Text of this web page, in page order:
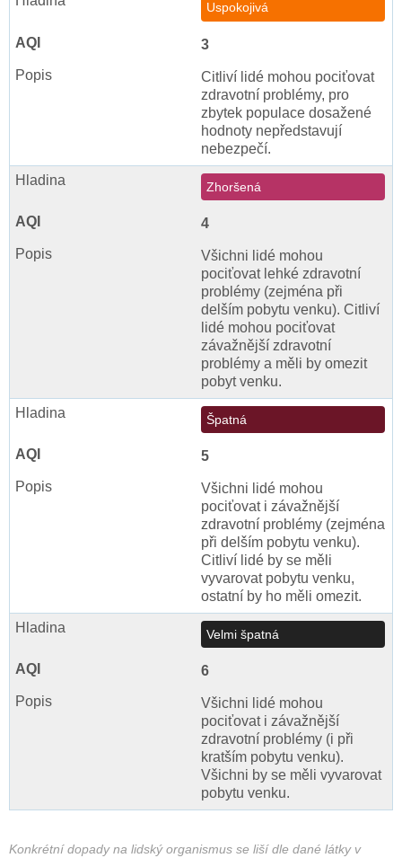
Uspokojivá
3
Citliví lidé mohou pociťovat
zdravotní problémy, pro
zbytek populace dosažené
hodnoty nepředstavují
nebezpečí.
Zhoršená
4
Všichni lidé mohou
pociťovat lehké zdravotní
problémy (zejména při
delším pobytu venku). Citliví
lidé mohou pociťovat
závažnější zdravotní
problémy a měli by omezit
pobyt venku.
Špatná
5
Všichni lidé mohou
pociťovat i závažnější
zdravotní problémy (zejména
při delším pobytu venku).
Citliví lidé by se měli
vyvarovat pobytu venku,
ostatní by ho měli omezit.
Velmi špatná
6
Všichni lidé mohou
pociťovat i závažnější
zdravotní problémy (i při
kratším pobytu venku).
Všichni by se měli vyvarovat
pobytu venku.
Konkrétní dopady na lidský organismus se liší dle dané látky v